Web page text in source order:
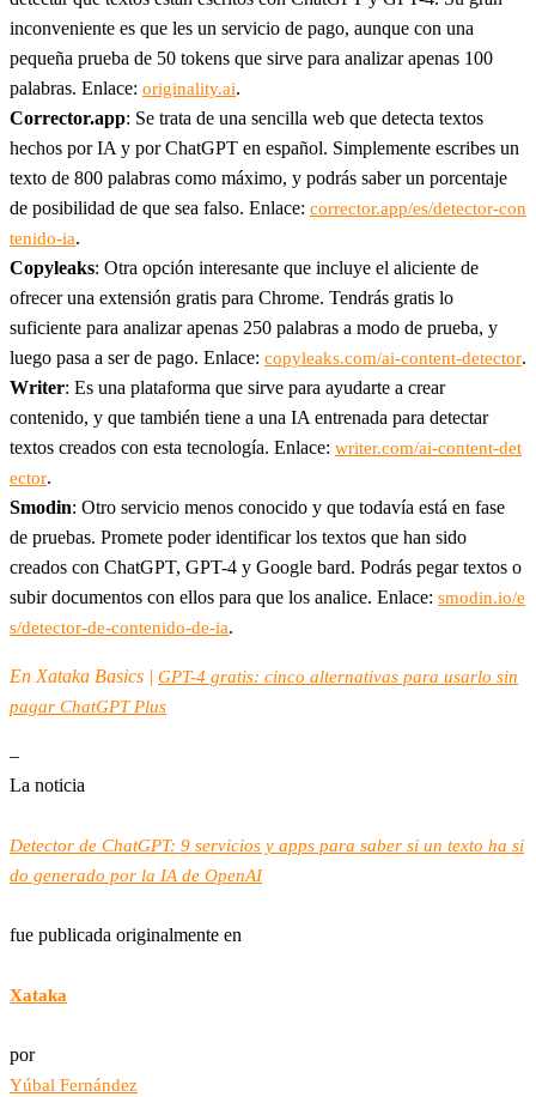
inconveniente es que les un servicio de pago, aunque con una
pequeña prueba de 50 tokens que sirve para analizar apenas 100
palabras. Enlace: originality.ai.
Corrector.app: Se trata de una sencilla web que detecta textos
hechos por IA y por ChatGPT en español. Simplemente escribes un
texto de 800 palabras como máximo, y podrás saber un porcentaje
de posibilidad de que sea falso. Enlace: corrector.app/es/detector-con
tenido-ia.
Copyleaks: Otra opción interesante que incluye el aliciente de
ofrecer una extensión gratis para Chrome. Tendrás gratis lo
suficiente para analizar apenas 250 palabras a modo de prueba, y
luego pasa a ser de pago. Enlace: copyleaks.com/ai-content-detector.
Writer: Es una plataforma que sirve para ayudarte a crear
contenido, y que también tiene a una IA entrenada para detectar
textos creados con esta tecnología. Enlace: writer.com/ai-content-det
ector.
Smodin: Otro servicio menos conocido y que todavía está en fase
de pruebas. Promete poder identificar los textos que han sido
creados con ChatGPT, GPT-4 y Google bard. Podrás pegar textos o
subir documentos con ellos para que los analice. Enlace: smodin.io/e
s/detector-de-contenido-de-ia.
En Xataka Basics | GPT-4 gratis: cinco alternativas para usarlo sin
pagar ChatGPT Plus
–
La noticia
Detector de ChatGPT: 9 servicios y apps para saber si un texto ha si
do generado por la IA de OpenAI
fue publicada originalmente en
Xataka
por
Yúbal Fernández